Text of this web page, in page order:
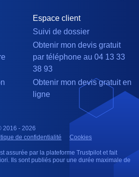
Espace client
Suivi de dossier
Obtenir mon devis gratuit
par téléphone au 04 13 33
38 93
Obtenir mon devis gratuit en
ligne
2016 - 2026
de confidentialité Cookies
assurée par la plateforme Trustpilot et fait
Ils sont publiés pour une durée maximale de